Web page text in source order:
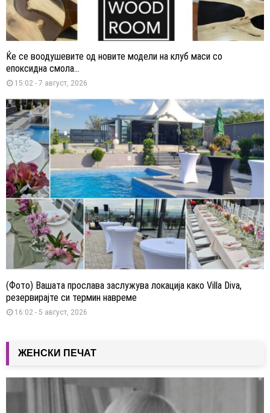
Ќе се воодушевите од новите модели на клуб маси со
епоксидна смола...
15:02 - 7 август, 2026
(Фото) Вашата прослава заслужува локација како Villa Diva,
резервирајте си термин навреме
16:02 - 5 август, 2026
ЖЕНСКИ ПЕЧАТ